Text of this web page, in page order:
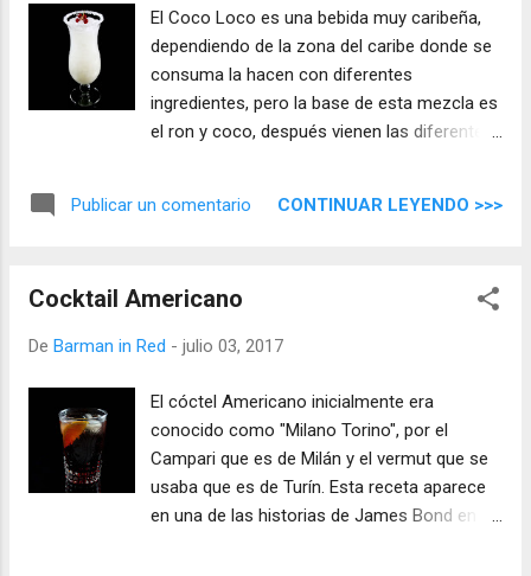
El Coco Loco es una bebida muy caribeña,
dependiendo de la zona del caribe donde se
consuma la hacen con diferentes
ingredientes, pero la base de esta mezcla es
el ron y coco, después vienen las diferentes
Publicar un comentario CONTINUAR LEYENDO >>>
Cocktail Americano
De Barman in Red - julio 03, 2017
El cóctel Americano inicialmente era
conocido como "Milano Torino", por el
Campari que es de Milán y el vermut que se
usaba que es de Turín. Esta receta aparece
en una de las historias de James Bond en la